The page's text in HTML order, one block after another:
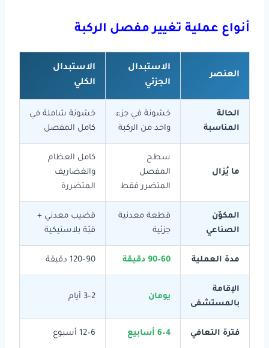
أنواع عملية تغيير مفصل الركبة
العنصر
الاستبدال
الجزئي
الاستبدال
الكلي
الحالة
المناسبة
خشونة في جزء
واحد من الركبة
خشونة شاملة في
كامل المفصل
ما يُزال
سطح
المفصل
المتضرر فقط
كامل العظام
والغضاريف
المتضررة
المكوّن
الصناعي
قطعة معدنية
جزئية
قضيب معدني +
قبّة بلاستيكية
مدة العملية 60–90 دقيقة 90–120 دقيقة
الإقامة
بالمستشفى
يومان 2–3 أيام
فترة التعافي 4–6 أسابيع 6–12 أسبوع